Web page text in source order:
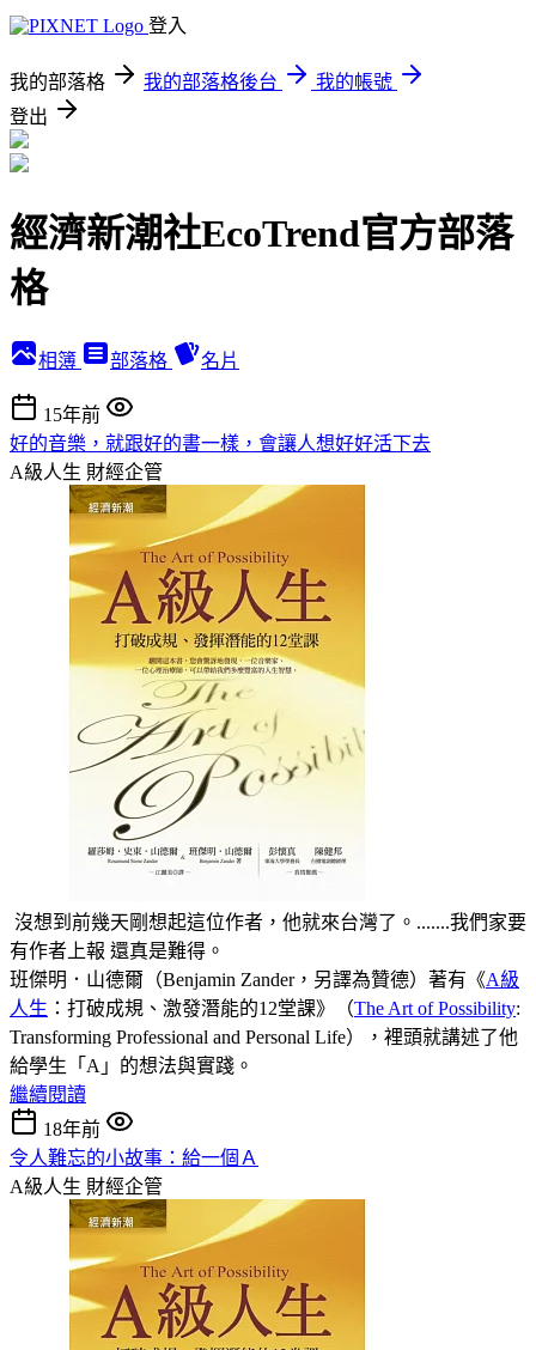
登入
我的部落格 我的部落格後台
我的帳號
登出
經濟新潮社EcoTrend官方部落
格
相簿 部落格 名片
15年前
好的音樂，就跟好的書一樣，會讓人想好好活下去
A級人生 財經企管
沒想到前幾天剛想起這位作者，他就來台灣了。.......我們家要
有作者上報 還真是難得。
班傑明．山德爾（Benjamin Zander，另譯為贊德）著有《A級
人生 ：打破成規、激發潛能的12堂課》（The Art of Possibility:
Transforming Professional and Personal Life），裡頭就講述了他
給學生「A」的想法與實踐。
繼續閱讀
18年前
令人難忘的小故事：給一個Ａ
A級人生 財經企管